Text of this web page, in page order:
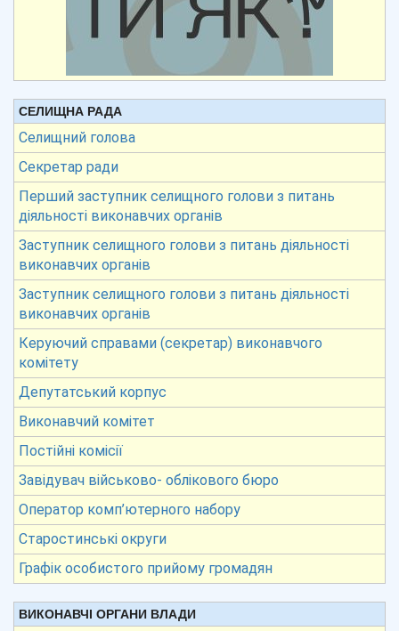
СЕЛИЩНА РАДА
Селищний голова
Секретар ради
Перший заступник селищного голови з питань
діяльності виконавчих органів
Заступник селищного голови з питань діяльності
виконавчих органів
Заступник селищного голови з питань діяльності
виконавчих органів
Керуючий справами (секретар) виконавчого
комітету
Депутатський корпус
Виконавчий комітет
Постійні комісії
Завідувач військово- облікового бюро
Оператор комп’ютерного набору
Старостинські округи
Графік особистого прийому громадян
ВИКОНАВЧІ ОРГАНИ ВЛАДИ